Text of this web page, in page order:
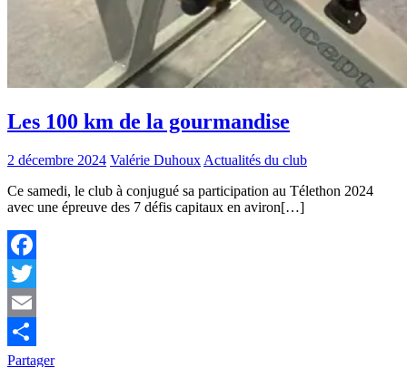
Les 100 km de la gourmandise
2 décembre 2024 Valérie Duhoux Actualités du club
Ce samedi, le club à conjugué sa participation au Télethon 2024
avec une épreuve des 7 défis capitaux en aviron[…]
Facebook
Twitter
Email
Partager